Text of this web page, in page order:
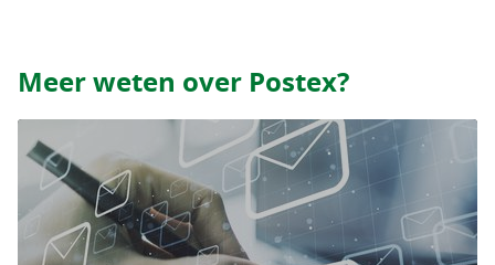
Meer weten over Postex?